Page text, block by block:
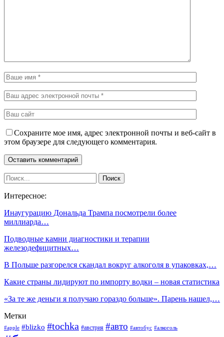
Сохраните мое имя, адрес электронной почты и веб-сайт в
этом браузере для следующего комментария.
Интересное:
Инаугурацию Дональда Трампа посмотрели более
миллиарда…
Подводные камни диагностики и терапии
железодефицитных…
В Польше разгорелся скандал вокруг алкоголя в упаковках,…
Какие страны лидируют по импорту водки – новая статистика
«За те же деньги я получаю гораздо больше». Парень нашел,…
Метки
#apple #blizko #tochka #австрия #авто #автобус #алкоголь